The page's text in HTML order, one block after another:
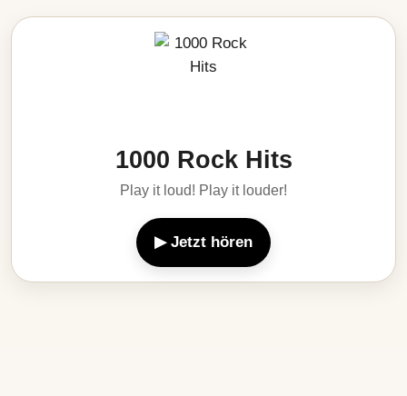
1000 Rock Hits
Play it loud! Play it louder!
▶ Jetzt hören